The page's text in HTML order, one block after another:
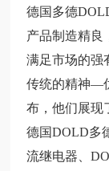
德国 多德
产品制造精良
满足市场的强
传统的精神—
布，他们展现
德国DOLD多
流继电器、